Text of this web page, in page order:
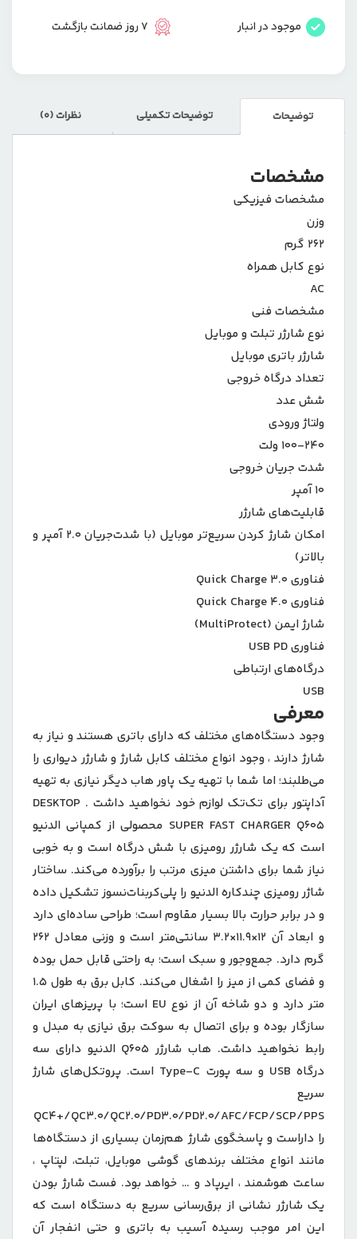
موجود در انبار 7 روز ضمانت بازگشت
توضیحات توضیحات تکمیلی نظرات (0)
مشخصات
مشخصات فیزیکی
وزن
۲۶۲ گرم
نوع کابل همراه
AC
مشخصات فنی
نوع شارژر تبلت و موبایل
شارژر باتری موبایل
تعداد درگاه خروجی
شش عدد
ولتاژ ورودی
۱۰۰-۲۴۰ ولت
شدت جریان خروجی
۱۰ آمپر
قابلیت‌های شارژر
امکان شارژ کردن سریع‌تر موبایل (با شدت‌جریان ۲.۰ آمپر و
بالاتر)
فناوری Quick Charge ۳.۰
فناوری Quick Charge ۴.۰
شارژ ایمن (MultiProtect)
فناوری USB PD
درگاه‌های ارتباطی
USB
معرفی
وجود دستگاه‌های مختلف که دارای باتری هستند و نیاز به
شارژ دارند ، وجود انواع مختلف کابل شارژ و شارژر دیواری را
می‌طلبند؛ اما شما با تهیه یک پاور هاب دیگر نیازی به تهیه
آداپتور برای تک‌تک لوازم خود نخواهید داشت . DESKTOP
SUPER FAST CHARGER Q605 محصولی از کمپانی الدنیو
است که یک شارژر رومیزی با شش درگاه است و به خوبی
نیاز شما برای داشتن میزی مرتب را برآورده می‌کند. ساختار
شاژر رومیزی چندکاره الدنیو را پلی‌کربنات‌نسوز تشکیل داده
و در برابر حرارت بالا بسیار مقاوم است؛ طراحی ساده‌ای دارد
و ابعاد آن 12×11.9×3.2 سانتی‌متر است و وزنی معادل 262
گرم دارد. جمع‌وجور و سبک است؛ به راحتی قابل حمل بوده
و فضای کمی از میز را اشغال می‌کند. کابل برق به طول 1.5
متر دارد و دو شاخه آن از نوع EU است؛ با پریزهای ایران
سازگار بوده و برای اتصال به سوکت برق نیازی به مبدل و
رابط نخواهید داشت. هاب شارژر Q605 الدنیو دارای سه
درگاه USB و سه پورت Type-C است. پروتکل‌های شارژ
سریع
QC4+/QC3.0/QC2.0/PD3.0/PD2.0/AFC/FCP/SCP/PPS
را داراست و پاسخگوی شارژ هم‌زمان بسیاری از دستگاه‌ها
مانند انواع مختلف برندهای گوشی موبایل، تبلت، لپتاپ ،
ساعت هوشمند ، ایرپاد و … خواهد بود. فست شارژ بودن
یک شارژر نشانی از برق‌رسانی سریع به دستگاه است که
این امر موجب رسیده آسیب به باتری و حتی انفجار آن